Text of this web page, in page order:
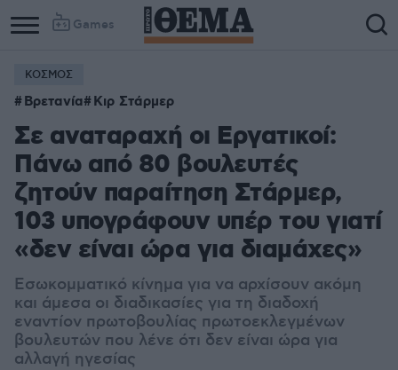
Games
ΚΟΣΜΟΣ
Βρετανία Κιρ Στάρμερ
Σε αναταραχή οι Εργατικοί:
Πάνω από 80 βουλευτές
ζητούν παραίτηση Στάρμερ,
103 υπογράφουν υπέρ του γιατί
«δεν είναι ώρα για διαμάχες»
Εσωκομματικό κίνημα για να αρχίσουν ακόμη
και άμεσα οι διαδικασίες για τη διαδοχή
εναντίον πρωτοβουλίας πρωτοεκλεγμένων
βουλευτών που λένε ότι δεν είναι ώρα για
αλλαγή ηγεσίας